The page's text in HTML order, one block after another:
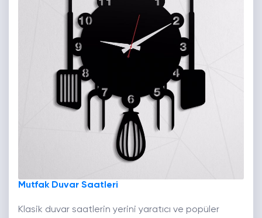
Mutfak Duvar Saatleri
Klasik duvar saatlerin yerini yaratıcı ve popüler